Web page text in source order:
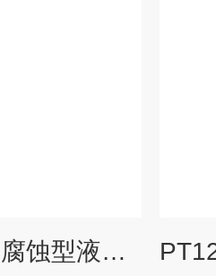
PT124B-224耐腐蚀型液位变送器